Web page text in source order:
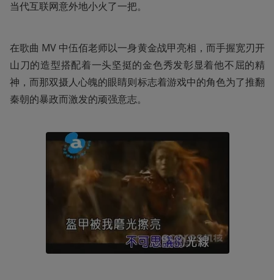
当代互联网意外地小火了一把。
在歌曲 MV 中伍佰老师以一身黄金战甲亮相，而手握宽刃开
山刀的造型搭配着一头坚挺的金色秀发彰显着他不屈的精
神，而那双摄人心魄的眼睛则标志着游戏中的角色为了推翻
秦朝的暴政而激发的顽强意志。